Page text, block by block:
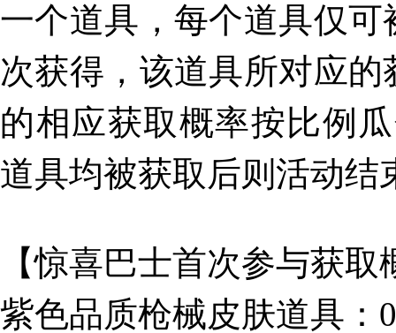
一个道具，每个道具仅
次获得，该道具所对应
的相应获取概率按比例
道具均被获取后则活动结
【惊喜巴士首次参与获取
紫色品质枪械皮肤道具：